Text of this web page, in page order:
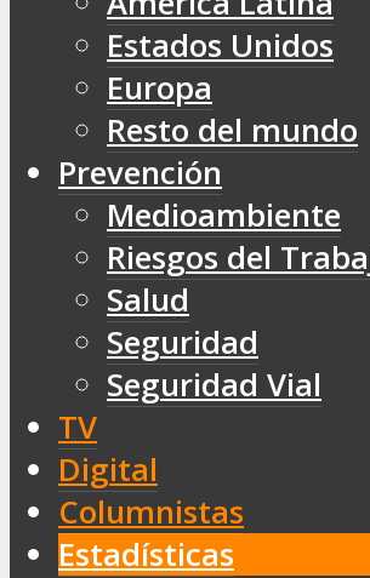
Estados Unidos
Europa
Resto del mundo
Prevención
Medioambiente
Riesgos del
Salud
Seguridad
Seguridad Vial
TV
Digital
Columnistas
Estadísticas